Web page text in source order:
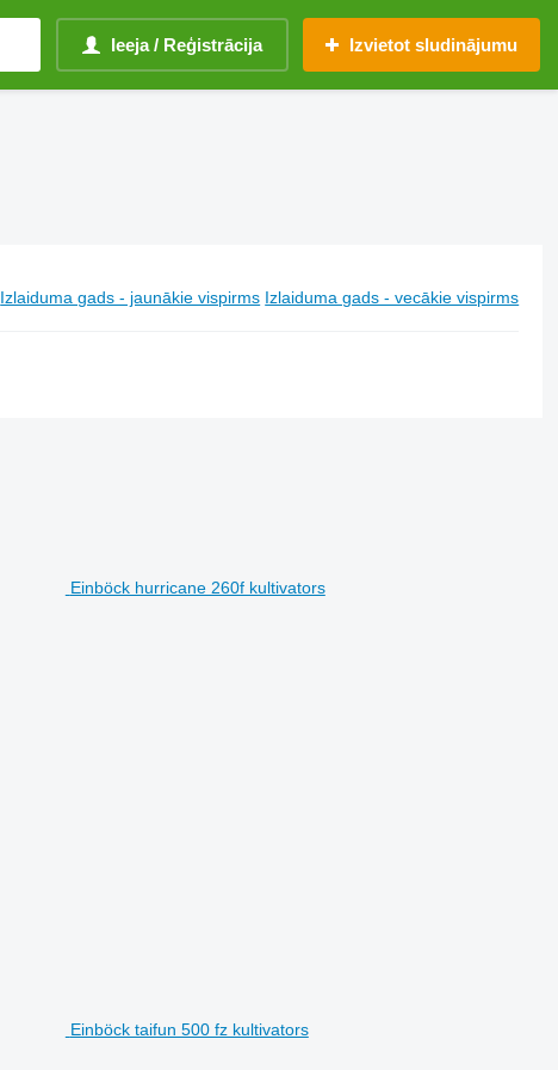
Ieeja / Reģistrācija Izvietot sludinājumu
Izlaiduma gads - jaunākie vispirms Izlaiduma gads - vecākie vispirms
Einböck hurricane 260f kultivators
Einböck taifun 500 fz kultivators